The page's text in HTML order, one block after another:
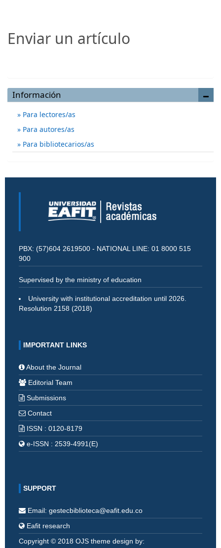
Enviar un artículo
Información
Para lectores/as
Para autores/as
Para bibliotecarios/as
PBX: (57)604 2619500 - NATIONAL LINE: 01 8000 515
900
Supervised by the ministry of education
University with institutional accreditation until 2026.
Resolution 2158 (2018)
IMPORTANT LINKS
About the Journal
Editorial Team
Submissions
Contact
ISSN : 0120-8179
e-ISSN : 2539-4991(E)
SUPPORT
Email: gestecbiblioteca@eafit.edu.co
Eafit research
Copyright © 2018 OJS theme design by: